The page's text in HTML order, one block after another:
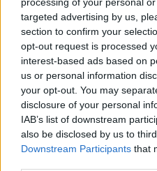
targeted advertising by us,
section to confirm your
opt-out request is processed
interest-based ads based on
us or personal information
your opt-out. You may
disclosure of your personal
IAB’s list of downstream
also be disclosed by us to
Downstream Participants that
Scuderia Ferrari AI PC
χαρακτηριστικά:
Οθόνη αφής 3K
Επεξεργαστή Intel
Γραφικά Intel Arc
Υπολογιστική ισχύ
εφαρμογές τεχνητής